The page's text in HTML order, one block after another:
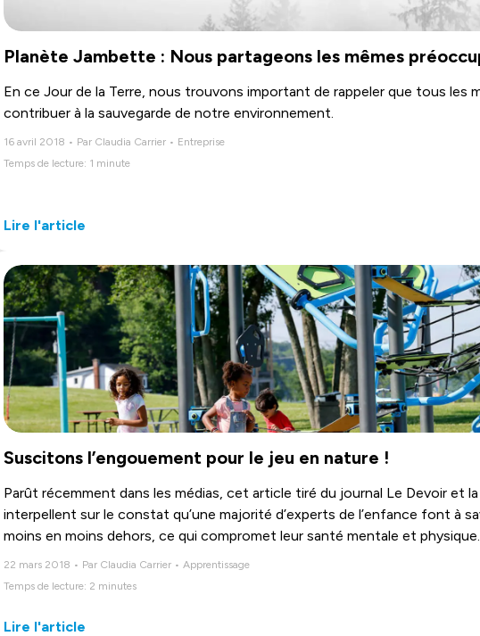
Planète Jambette : Nous partageons les mêmes
En ce Jour de la Terre, nous trouvons important de rappeler que tous les
contribuer à la sauvegarde de notre environnement.
16 avril 2018 • Par Claudia Carrier • Entreprise
Temps de lecture: 1 minute
Lire l'article
Suscitons l’engouement pour le jeu en nature !
Parût récemment dans les médias, cet article tiré du journal Le Devoir et
interpellent sur le constat qu’une majorité d’experts de l’enfance font à
moins en moins dehors, ce qui compromet leur santé mentale et physique.
22 mars 2018 • Par Claudia Carrier • Apprentissage
Temps de lecture: 2 minutes
Lire l'article